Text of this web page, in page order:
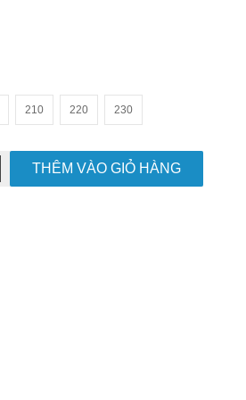
210 220 230
THÊM VÀO GIỎ HÀNG